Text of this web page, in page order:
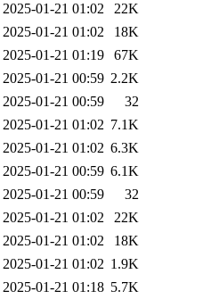
2025-01-21 01:02
22K
2025-01-21 01:02
18K
2025-01-21 01:19
67K
2025-01-21 00:59 2.2K
2025-01-21 00:59
32
2025-01-21 01:02 7.1K
2025-01-21 01:02 6.3K
2025-01-21 00:59 6.1K
2025-01-21 00:59
32
2025-01-21 01:02
22K
2025-01-21 01:02
18K
2025-01-21 01:02 1.9K
2025-01-21 01:18 5.7K